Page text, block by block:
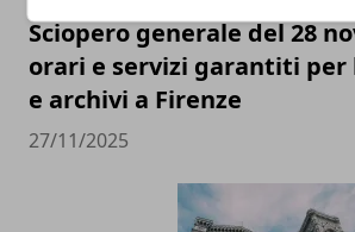
Sciopero generale del 28
orari e servizi garantiti per
e archivi a Firenze
27/11/2025